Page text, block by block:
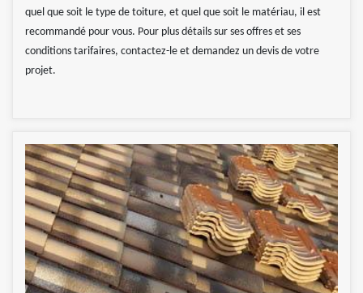
quel que soit le type de toiture, et quel que soit le matériau, il est
recommandé pour vous. Pour plus détails sur ses offres et ses
conditions tarifaires, contactez-le et demandez un devis de votre
projet.